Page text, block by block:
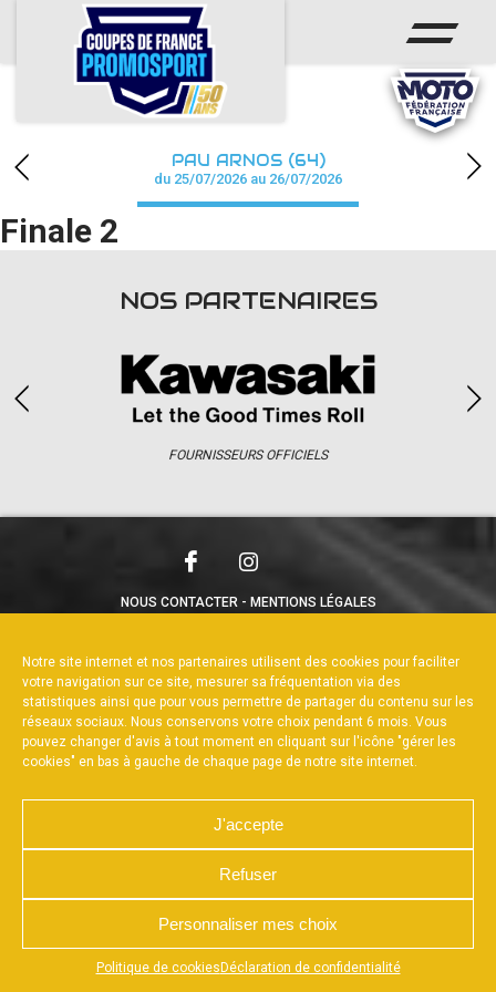
Notre site internet et nos partenaires utilisent des cookies pour faciliter
votre navigation sur ce site, mesurer sa fréquentation via des
statistiques ainsi que pour vous permettre de partager du contenu sur les
réseaux sociaux. Nous conservons votre choix pendant 6 mois. Vous
pouvez changer d'avis à tout moment en cliquant sur l'icône "gérer les
cookies" en bas à gauche de chaque page de notre site internet.
J'accepte
Refuser
Personnaliser mes choix
Politique de cookies Déclaration de confidentialité
Appuyez sur le bouton partager en bas de votre
ACCUEIL
ACTUS
CALENDRIER
CHAMPIONNAT
RÉSULTATS
accéder à la billetterie
PAU ARNOS (64)
du 25/07/2026 au 26/07/2026
Finale 2
NOS PARTENAIRES
FOURNISSEURS OFFICIELS
NOUS CONTACTER
MENTIONS LÉGALES
RÉALISÉ PAR L’AGENCE WEB A3WEB